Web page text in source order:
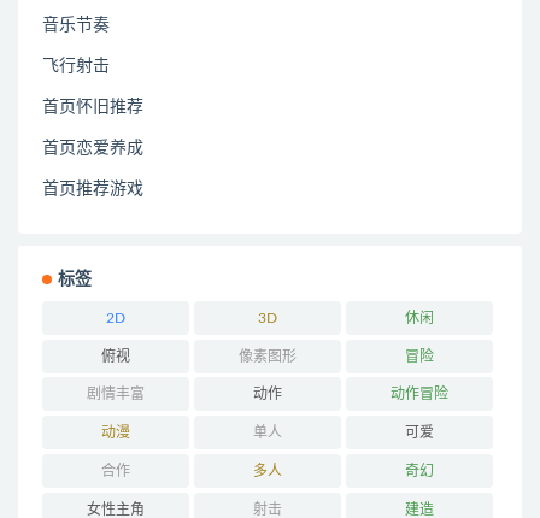
音乐节奏
飞行射击
首页怀旧推荐
首页恋爱养成
首页推荐游戏
标签
2D 3D 休闲
俯视 像素图形 冒险
剧情丰富 动作 动作冒险
动漫 单人 可爱
合作 多人 奇幻
女性主角 射击 建造